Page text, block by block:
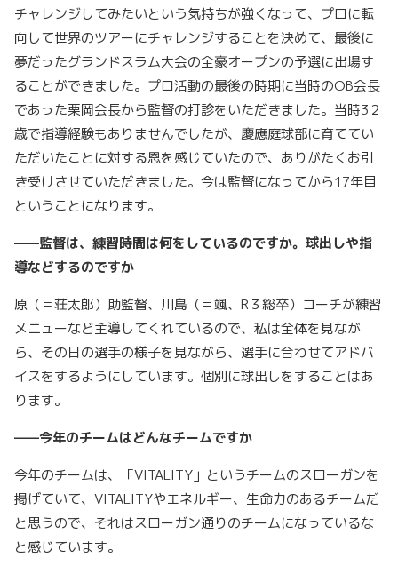
チャレンジしてみたいという気持ちが強くなって、プロに転
向して世界のツアーにチャレンジすることを決めて、最後に
夢だったグランドスラム大会の全豪オープンの予選に出場す
ることができました。プロ活動の最後の時期に当時のOB会長
であった栗岡会長から監督の打診をいただきました。当時3２
歳で指導経験もありませんでしたが、慶應庭球部に育ててい
ただいたことに対する恩を感じていたので、ありがたくお引
き受けさせていただきました。今は監督になってから17年目
ということになります。
——監督は、練習時間は何をしているのですか。球出しや指
導などするのですか
原（＝荘太郎）助監督、川島（＝颯、R３総卒）コーチが練習
メニューなど主導してくれているので、私は全体を見なが
ら、その日の選手の様子を見ながら、選手に合わせてアドバ
イスをするようにしています。個別に球出しをすることはあ
ります。
——今年のチームはどんなチームですか
今年のチームは、「VITALITY」というチームのスローガンを
掲げていて、VITALITYやエネルギー、生命力のあるチームだ
と思うので、それはスローガン通りのチームになっているな
と感じています。